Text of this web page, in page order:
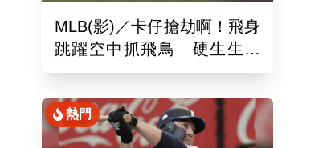
MLB(影)／卡仔搶劫啊！飛身
跳躍空中抓飛鳥 硬生生沒
收艾德曼追平砲
熱門